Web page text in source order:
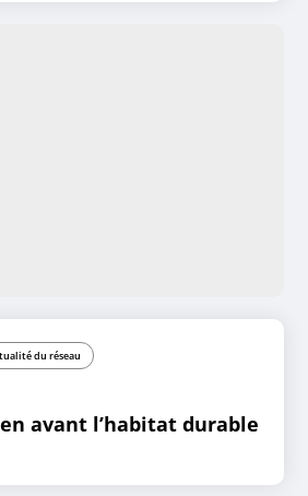
du réseau
en avant l’habitat durable